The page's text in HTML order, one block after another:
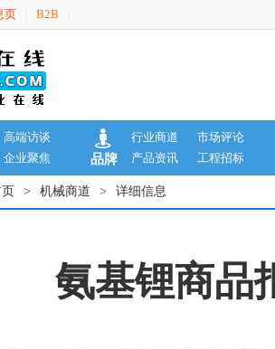
页 B2B
高端访谈
企业聚焦 品牌
行业商道
市场评论
产品资讯
工程招标
> 机械商道 > 详细信息
氨基锂商品